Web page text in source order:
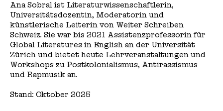
Ana Sobral ist Literaturwissenschaftlerin,
Universitätsdozentin, Moderatorin und
künstlerische Leiterin von Weiter Schreiben
Schweiz. Sie war bis 2021 Assistenzprofessorin für
Global Literatures in English an der Universität
Zürich und bietet heute Lehrveranstaltungen und
Workshops zu Postkolonialismus, Antirassismus
und Rapmusik an.
Stand: Oktober 2025